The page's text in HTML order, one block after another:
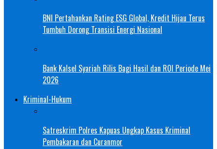
BNI Pertahankan Rating ESG Global, Kredit Hijau Terus
Tumbuh Dorong Transisi Energi Nasional
Bank Kalsel Syariah Rilis Bagi Hasil dan ROI Periode Mei
2026
Kriminal-Hukum
Satreskrim Polres Kapuas Ungkap Kasus Kriminal
Pembakaran dan Curanmor